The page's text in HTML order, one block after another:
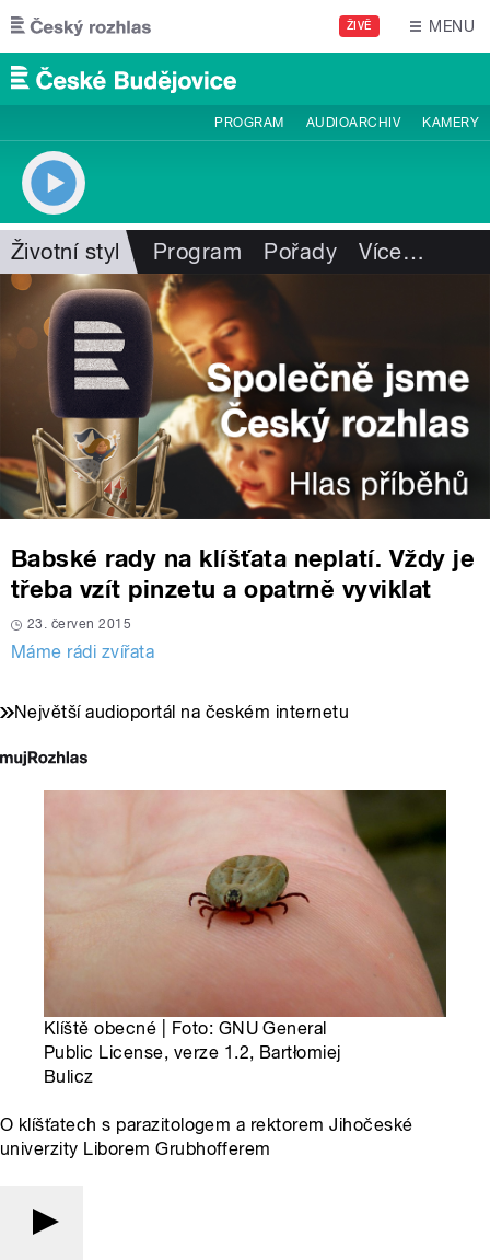
Přejít k hlavnímu obsahu
ŽIVĚ MENU
PROGRAM AUDIOARCHIV KAMERY
Životní styl Program Pořady Více…
Babské rady na klíšťata neplatí. Vždy je
třeba vzít pinzetu a opatrně vyviklat
23. červen 2015
Máme rádi zvířata
Největší audioportál na českém internetu
Klíště obecné | Foto: GNU General
Public License, verze 1.2, Bartłomiej
Bulicz
O klíšťatech s parazitologem a rektorem Jihočeské
univerzity Liborem Grubhofferem